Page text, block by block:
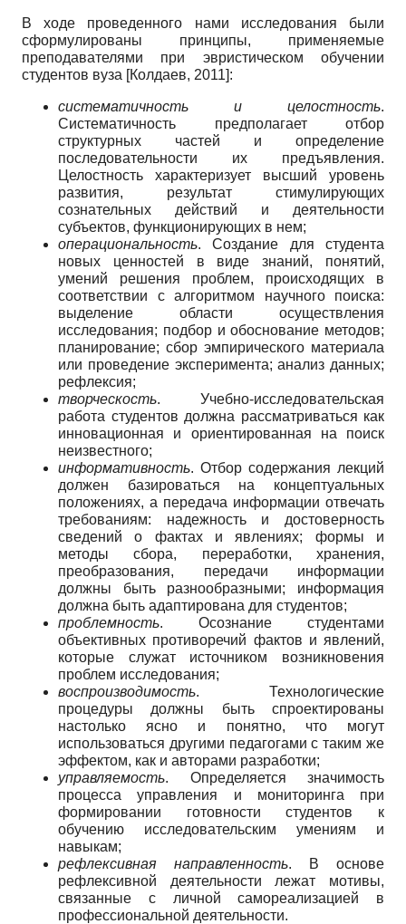
В ходе проведенного нами исследования были
сформулированы принципы, применяемые
преподавателями при эвристическом обучении
студентов вуза [Колдаев, 2011]:
систематичность и целостность.
Систематичность предполагает отбор
структурных частей и определение
последовательности их предъявления.
Целостность характеризует высший уровень
развития, результат стимулирующих
сознательных действий и деятельности
субъектов, функционирующих в нем;
операциональность. Создание для студента
новых ценностей в виде знаний, понятий,
умений решения проблем, происходящих в
соответствии с алгоритмом научного поиска:
выделение области осуществления
исследования; подбор и обоснование методов;
планирование; сбор эмпирического материала
или проведение эксперимента; анализ данных;
рефлексия;
творческость. Учебно-исследовательская
работа студентов должна рассматриваться как
инновационная и ориентированная на поиск
неизвестного;
информативность. Отбор содержания лекций
должен базироваться на концептуальных
положениях, а передача информации отвечать
требованиям: надежность и достоверность
сведений о фактах и явлениях; формы и
методы сбора, переработки, хранения,
преобразования, передачи информации
должны быть разнообразными; информация
должна быть адаптирована для студентов;
проблемность. Осознание студентами
объективных противоречий фактов и явлений,
которые служат источником возникновения
проблем исследования;
воспроизводимость. Технологические
процедуры должны быть спроектированы
настолько ясно и понятно, что могут
использоваться другими педагогами с таким же
эффектом, как и авторами разработки;
управляемость. Определяется значимость
процесса управления и мониторинга при
формировании готовности студентов к
обучению исследовательским умениям и
навыкам;
рефлексивная направленность. В основе
рефлексивной деятельности лежат мотивы,
связанные с личной самореализацией в
профессиональной деятельности.